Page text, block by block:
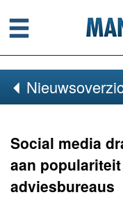
Menu
Social media
aan populariteit
adviesbureaus